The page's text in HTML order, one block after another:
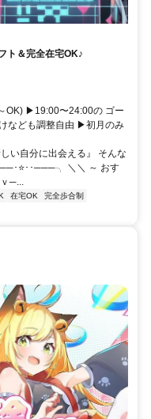
ト＆完全在宅OK♪
OK) ▶19:00〜24:00の ゴー
なども調整自由 ▶初月のみ
い自分に出会える』 そんな
･⭐･･───╮ ＼＼ ～ おす
─...
在宅OK
完全歩合制